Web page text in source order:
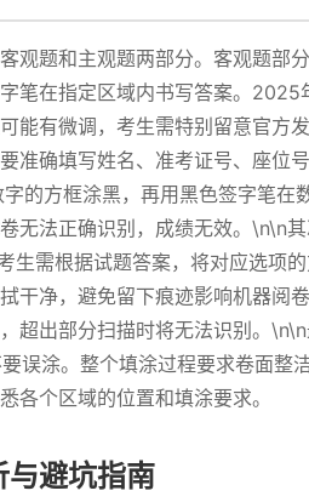
观题和主观题两部分。客观题部
笔在指定区域内书写答案。2025
能有微调，考生需特别留意官方
准确填写姓名、准考证号、座位
的方框涂黑，再用黑色签字笔在
无法正确识别，成绩无效。\n\n
生需根据试题答案，将对应选项
干净，避免留下痕迹影响机器阅
超出部分扫描时将无法识别。
误涂。整个填涂过程要求卷面整
各个区域的位置和填涂要求。
与避坑指南